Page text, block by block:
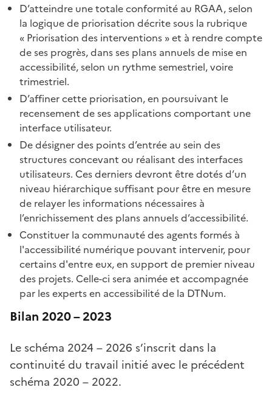
D’atteindre une totale conformité au RGAA, selon
la logique de priorisation décrite sous la rubrique
« Priorisation des interventions » et à rendre compte
de ses progrès, dans ses plans annuels de mise en
accessibilité, selon un rythme semestriel, voire
trimestriel.
D’affiner cette priorisation, en poursuivant le
recensement de ses applications comportant une
interface utilisateur.
De désigner des points d’entrée au sein des
structures concevant ou réalisant des interfaces
utilisateurs. Ces derniers devront être dotés d’un
niveau hiérarchique suffisant pour être en mesure
de relayer les informations nécessaires à
l’enrichissement des plans annuels d’accessibilité.
Constituer la communauté des agents formés à
l'accessibilité numérique pouvant intervenir, pour
certains d'entre eux, en support de premier niveau
des projets. Celle-ci sera animée et accompagnée
par les experts en accessibilité de la DTNum.
Bilan 2020 – 2023
Le schéma 2024 – 2026 s’inscrit dans la
continuité du travail initié avec le précédent
schéma 2020 – 2022.